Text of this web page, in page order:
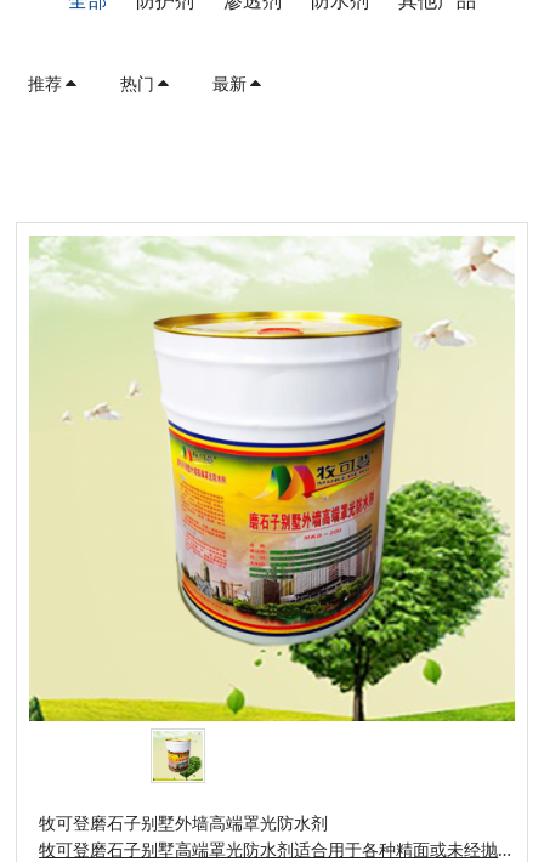
推荐 热门 最新
牧可登磨石子别墅外墙高端罩光防水剂
牧可登磨石子别墅高端罩光防水剂适合用于各种精面或未经抛光的磨石子表面，( 如:火烧面、荔枝面、水洗石、菠萝面)能在磨石子表面形成湿样高亮度防护膜。不但能加深、增亮磨石子色泽和天然纹理，而且能够隔绝水和其它污染源侵蚀磨石子，避免磨石子受到水和油污的损害而形成难以清洗的斑痕。